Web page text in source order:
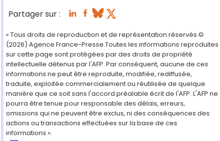
Partager sur :
« Tous droits de reproduction et de représentation réservés.©
(2026) Agence France-Presse.Toutes les informations reproduites
sur cette page sont protégées par des droits de propriété
intellectuelle détenus par l'AFP. Par conséquent, aucune de ces
informations ne peut être reproduite, modifiée, rediffusée,
traduite, exploitée commercialement ou réutilisée de quelque
manière que ce soit sans l'accord préalable écrit de l'AFP. L'AFP ne
pourra être tenue pour responsable des délais, erreurs,
omissions qui ne peuvent être exclus, ni des conséquences des
actions ou transactions effectuées sur la base de ces
informations ».